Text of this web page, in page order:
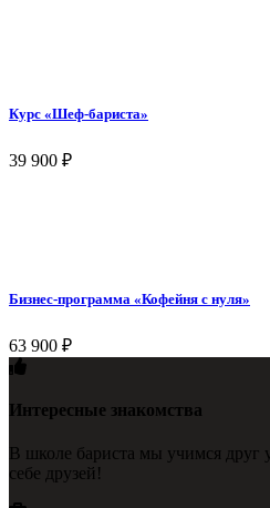
Курс «Шеф-бариста»
39 900 ₽
Бизнес-программа «Кофейня с нуля»
63 900 ₽
Интересные знакомства
В школе бариста мы учимся друг
себе друзей!